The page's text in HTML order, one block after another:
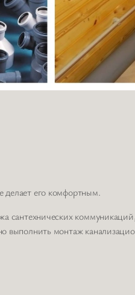
делает его комфортным.
сантехнических
выполнить монтаж